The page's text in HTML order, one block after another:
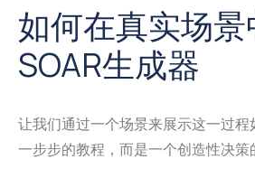
如何在真实场景
SOAR生成器
让我们通过一个场景来展示这一过
一步步的教程，而是一个创造性决策